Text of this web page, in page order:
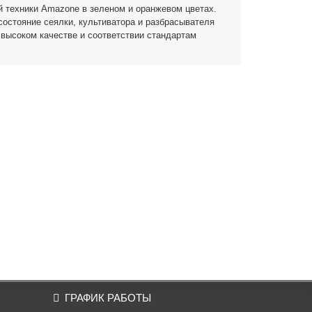
Amazone в зеленом и оранжевом цветах.
сеялки, культиватора и разбрасывателя
качестве и соответствии стандартам
ГРАФИК РАБОТЫ